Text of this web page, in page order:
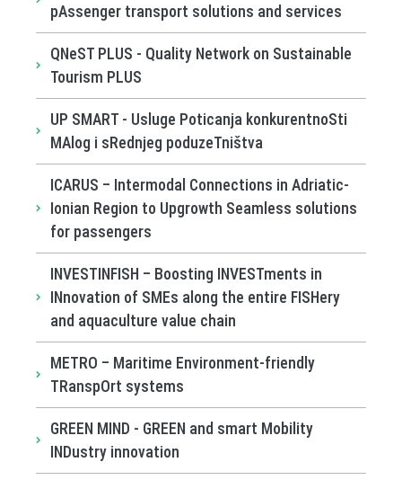
pAssenger transport solutions and services
QNeST PLUS - Quality Network on Sustainable
Tourism PLUS
UP SMART - Usluge Poticanja konkurentnoSti
MAlog i sRednjeg poduzeTništva
ICARUS – Intermodal Connections in Adriatic-
Ionian Region to Upgrowth Seamless solutions
for passengers
INVESTINFISH – Boosting INVESTments in
INnovation of SMEs along the entire FISHery
and aquaculture value chain
METRO – Maritime Environment-friendly
TRanspOrt systems
GREEN MIND - GREEN and smart Mobility
INDustry innovation